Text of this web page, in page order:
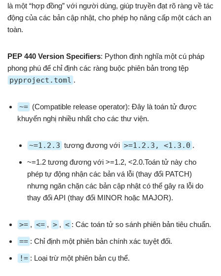
là một “hợp đồng” với người dùng, giúp truyền đạt rõ ràng về tác
động của các bản cập nhật, cho phép họ nâng cấp một cách an
toàn.
PEP 440 Version Specifiers: Python định nghĩa một cú pháp
phong phú để chỉ định các ràng buộc phiên bản trong tệp
pyproject.toml .
~= (Compatible release operator): Đây là toán tử được
khuyến nghị nhiều nhất cho các thư viện.
~=1.2.3 tương đương với >=1.2.3, <1.3.0 .
~=1.2 tương đương với >=1.2, <2.0.Toán tử này cho
phép tự động nhận các bản vá lỗi (thay đổi PATCH)
nhưng ngăn chặn các bản cập nhật có thể gây ra lỗi do
thay đổi API (thay đổi MINOR hoặc MAJOR).
>= , <= , > , < : Các toán tử so sánh phiên bản tiêu chuẩn.
== : Chỉ định một phiên bản chính xác tuyệt đối.
!= : Loại trừ một phiên bản cụ thể.